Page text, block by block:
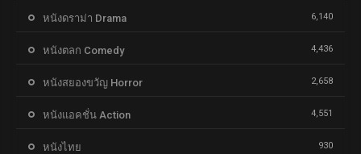
หนังดราม่า Drama 6,140
หนังตลก Comedy 4,436
หนังสยองขวัญ Horror 2,658
หนังแอคชั่น Action 4,551
หนังไทย 930